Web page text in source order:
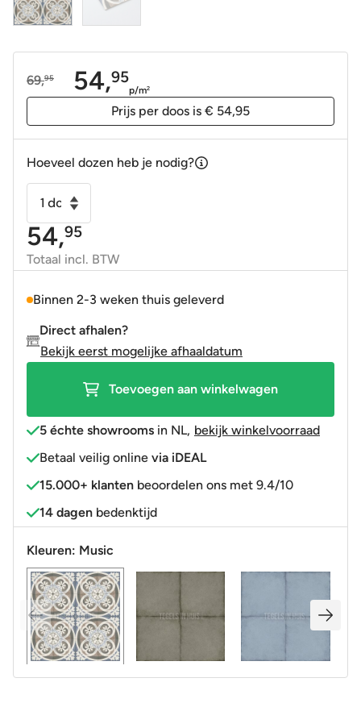
69,95
Oorspronkelijke
54,95
Huidige
p/m2
Prijs per doos is € 54,95
Hoeveel dozen heb je nodig?
Wandtegel
vintage
Music
20x20cm
aantal
54,95
Totaal incl. BTW
Binnen 2-3 weken thuis geleverd
Direct afhalen?
Bekijk eerst mogelijke afhaaldatum
Toevoegen aan winkelwagen
5 échte showrooms in NL, bekijk winkelvoorraad
Betaal veilig online via iDEAL
15.000+ klanten beoordelen ons met 9.4/10
14 dagen bedenktijd
Kleuren: Music